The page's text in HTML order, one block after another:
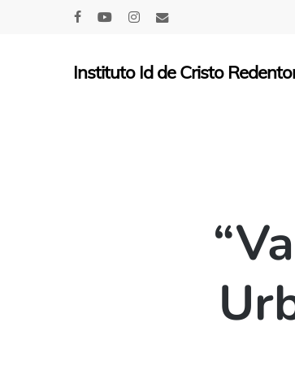
Instituto Id de Cristo